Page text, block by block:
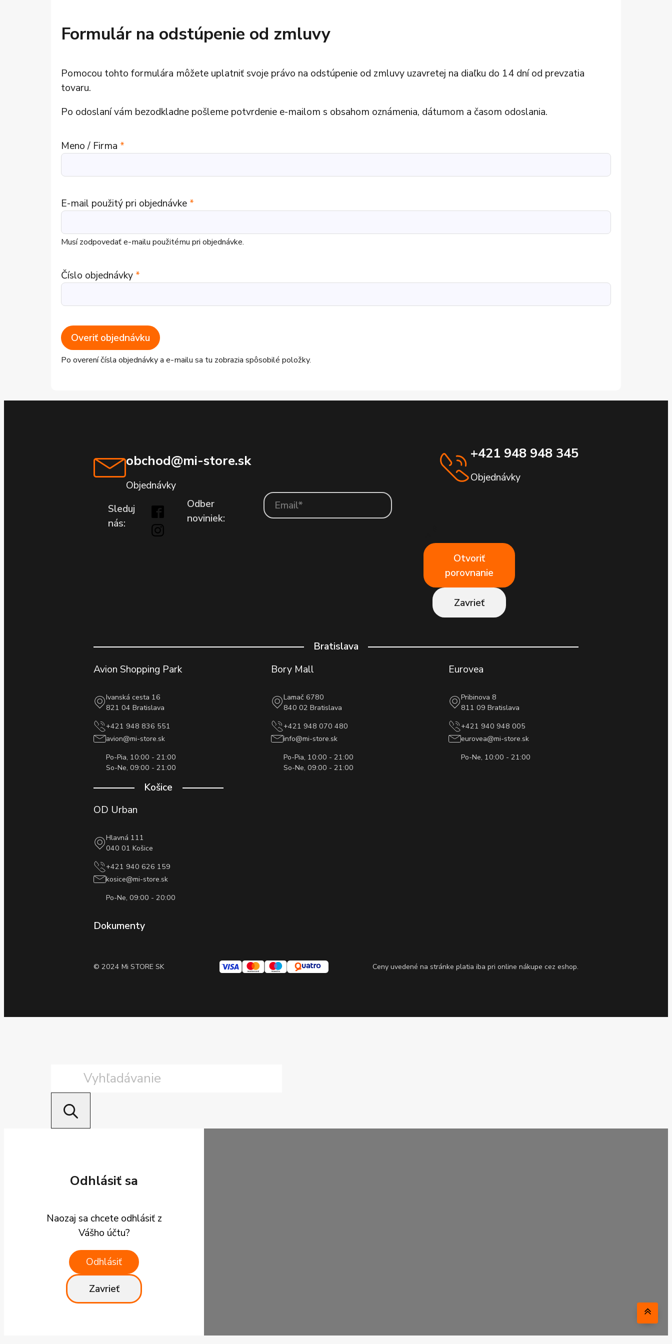
Smartfóny
Reklamácie
Formulár na odstúpenie od zmluvy
Pomocou tohto formulára môžete uplatniť svoje právo na odstúpenie od zmluvy uzavretej na diaľku do 14 dní od prevzatia
tovaru.
Po odoslaní vám bezodkladne pošleme potvrdenie e-mailom s obsahom oznámenia, dátumom a časom odoslania.
Meno / Firma *
E-mail použitý pri objednávke *
Musí zodpovedať e-mailu použitému pri objednávke.
Číslo objednávky *
Overiť objednávku
Po overení čísla objednávky a e-mailu sa tu zobrazia spôsobilé položky.
obchod@mi-store.sk
Objednávky
+421 948 948 345
Objednávky
Sleduj
nás:
Odber
noviniek:
Otvoriť
porovnanie
Zavrieť
Bratislava
Avion Shopping Park
Ivanská cesta 16
821 04 Bratislava
+421 948 836 551
avion@mi-store.sk
Po-Pia, 10:00 - 21:00
So-Ne, 09:00 - 21:00
Bory Mall
Lamač 6780
840 02 Bratislava
+421 948 070 480
info@mi-store.sk
Po-Pia, 10:00 - 21:00
So-Ne, 09:00 - 21:00
Eurovea
Pribinova 8
811 09 Bratislava
+421 940 948 005
eurovea@mi-store.sk
Po-Ne, 10:00 - 21:00
Košice
OD Urban
Hlavná 111
040 01 Košice
+421 940 626 159
kosice@mi-store.sk
Po-Ne, 09:00 - 20:00
Dokumenty
© 2024 Mi STORE SK Ceny uvedené na stránke platia iba pri online nákupe cez eshop.
Odhlásiť sa
Naozaj sa chcete odhlásiť z
Vášho účtu?
Odhlásiť
Zavrieť